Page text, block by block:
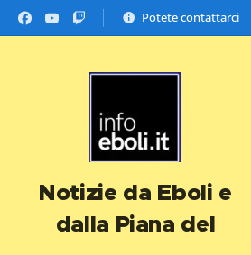
Potete contattarci
Notizie da Eboli e
dalla Piana del